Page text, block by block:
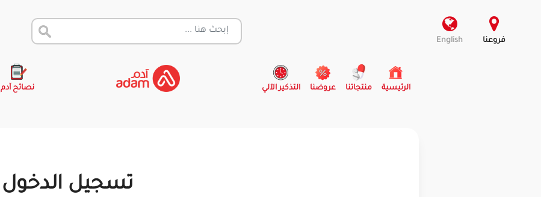
فروعنا English
الرئيسية
(current) منتجاتنا عروضنا التذكير الآلي نصائح آدم
تسجيل الدخول